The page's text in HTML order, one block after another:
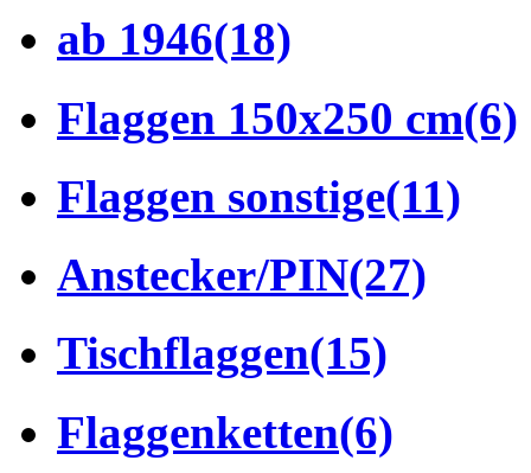
ab 1946(18)
Flaggen 150x250 cm(6)
Flaggen sonstige(11)
Anstecker/PIN(27)
Tischflaggen(15)
Flaggenketten(6)